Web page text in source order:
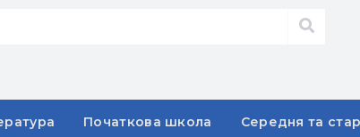
Початкова школа Середня та